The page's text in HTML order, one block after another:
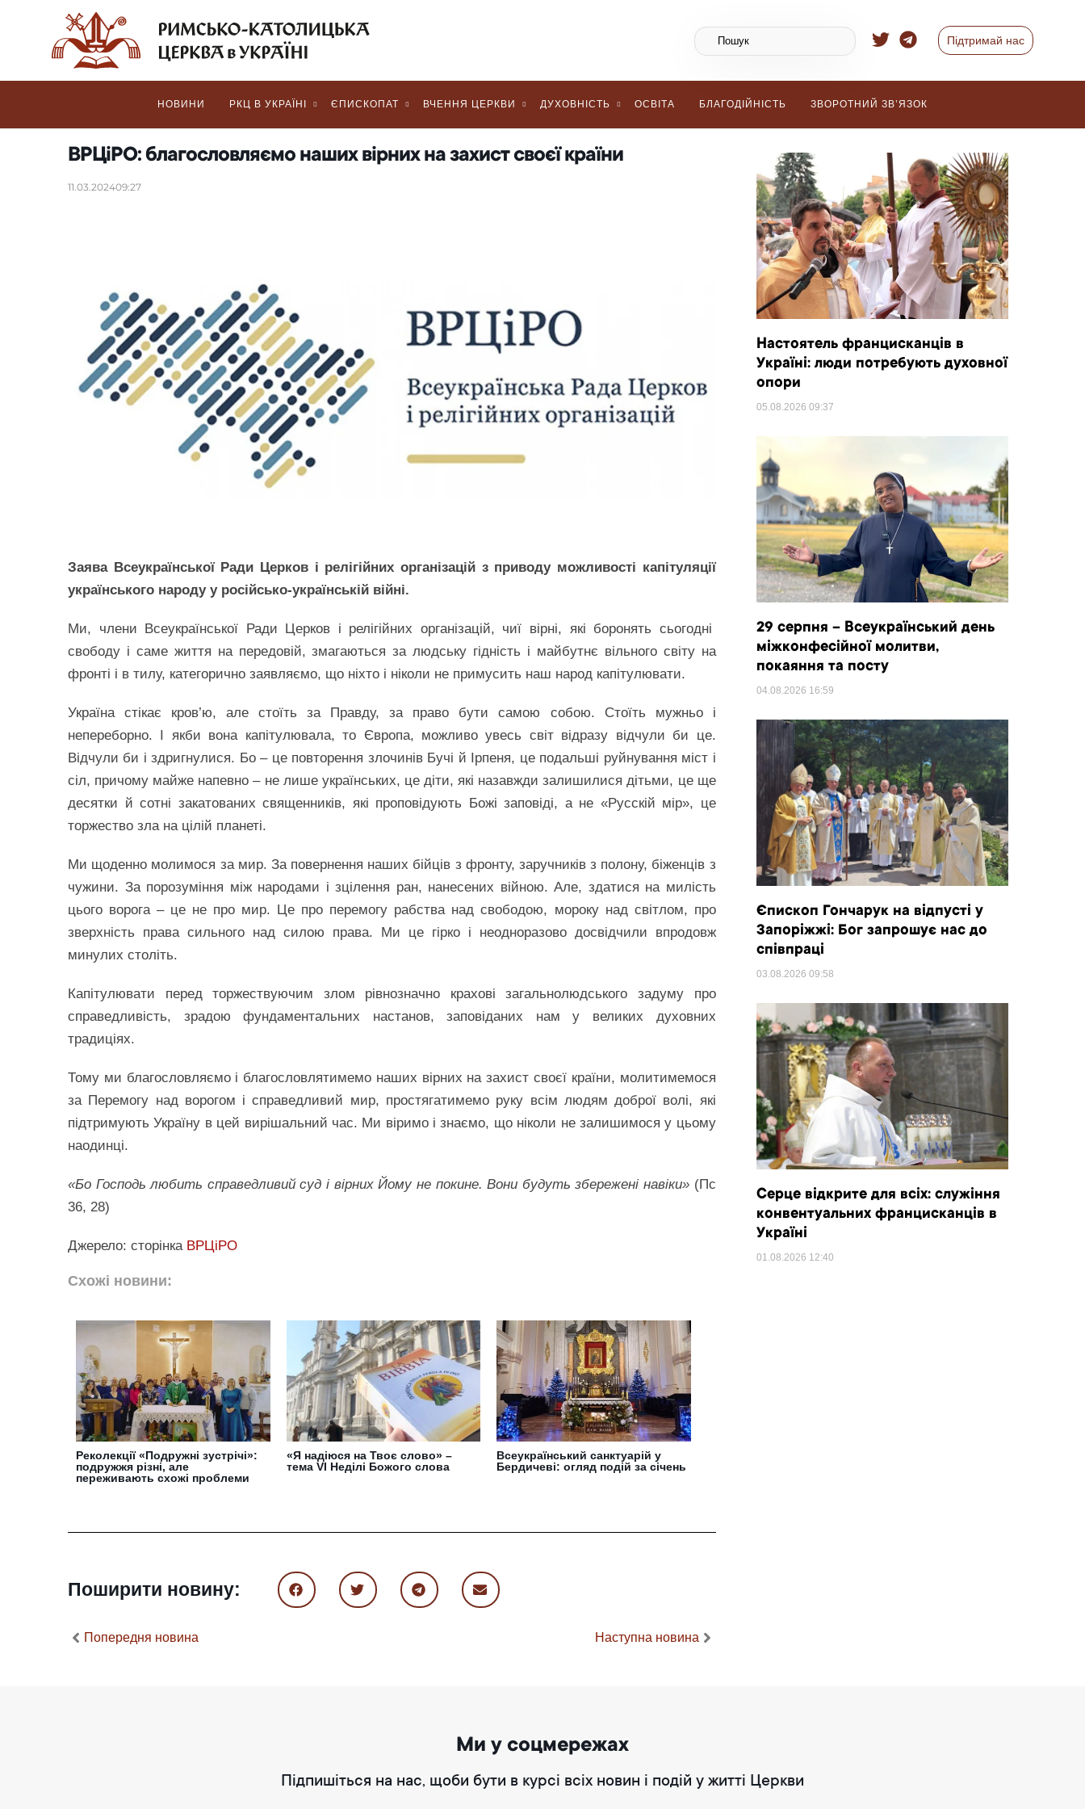
Підтримай нас
НОВИНИ РКЦ В УКРАЇНІ ЄПИСКОПАТ ВЧЕННЯ ЦЕРКВИ ДУХОВНІСТЬ ОСВІТА БЛАГОДІЙНІСТЬ ЗВОРОТНИЙ ЗВ’ЯЗОК
ВРЦіРО: благословляємо наших вірних на захист своєї країни
11.03.202409:27
Заява Всеукраїнської Ради Церков і релігійних організацій з приводу можливості капітуляції
українського народу у російсько-українській війні.
Ми, члени Всеукраїнської Ради Церков і релігійних організацій, чиї вірні, які боронять сьогодні
свободу і саме життя на передовій, змагаються за людську гідність і майбутнє вільного світу на
фронті і в тилу, категорично заявляємо, що ніхто і ніколи не примусить наш народ капітулювати.
Україна стікає кров’ю, але стоїть за Правду, за право бути самою собою. Стоїть мужньо і
непереборно. І якби вона капітулювала, то Європа, можливо увесь світ відразу відчули би це.
Відчули би і здригнулися. Бо – це повторення злочинів Бучі й Ірпеня, це подальші руйнування міст і
сіл, причому майже напевно – не лише українських, це діти, які назавжди залишилися дітьми, це ще
десятки й сотні закатованих священників, які проповідують Божі заповіді, а не «Русскій мір», це
торжество зла на цілій планеті.
Ми щоденно молимося за мир. За повернення наших бійців з фронту, заручників з полону, біженців з
чужини. За порозуміння між народами і зцілення ран, нанесених війною. Але, здатися на милість
цього ворога – це не про мир. Це про перемогу рабства над свободою, мороку над світлом, про
зверхність права сильного над силою права. Ми це гірко і неодноразово досвідчили впродовж
минулих століть.
Капітулювати перед торжествуючим злом рівнозначно крахові загальнолюдського задуму про
справедливість, зрадою фундаментальних настанов, заповіданих нам у великих духовних
традиціях.
Тому ми благословляємо і благословлятимемо наших вірних на захист своєї країни, молитимемося
за Перемогу над ворогом і справедливий мир, простягатимемо руку всім людям доброї волі, які
підтримують Україну в цей вирішальний час. Ми віримо і знаємо, що ніколи не залишимося у цьому
наодинці.
«Бо Господь любить справедливий суд і вірних Йому не покине. Вони будуть збережені навіки» (Пс
36, 28)
Джерело: сторінка ВРЦіРО
Схожі новини:
Реколекції «Подружні зустрічі»:
подружжя різні, але
переживають схожі проблеми
«Я надіюся на Твоє слово» –
тема VI Неділі Божого слова
Всеукраїнський санктуарій у
Бердичеві: огляд подій за січень
Поширити новину:
Попередня новина Наступна новина
Настоятель францисканців в
Україні: люди потребують духовної
опори
05.08.2026 09:37
29 серпня – Всеукраїнський день
міжконфесійної молитви,
покаяння та посту
04.08.2026 16:59
Єпископ Гончарук на відпусті у
Запоріжжі: Бог запрошує нас до
співпраці
03.08.2026 09:58
Серце відкрите для всіх: служіння
конвентуальних францисканців в
Україні
01.08.2026 12:40
Ми у соцмережах
Підпишіться на нас, щоби бути в курсі всіх новин і подій у житті Церкви